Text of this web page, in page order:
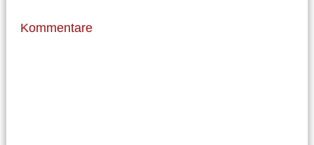
Kommentare